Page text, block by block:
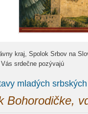
kraj, Spolok Srbov na
srdečne pozývajú
mladých
Bohorodičke,